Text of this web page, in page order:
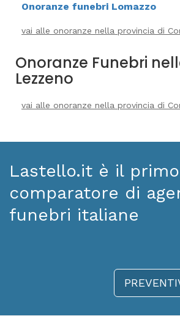
Onoranze funebri Lomazzo
vai alle onoranze nella provincia di
Onoranze Funebri
Lezzeno
vai alle onoranze nella provincia di
Lastello.it è il primo
comparatore di
funebri italiane